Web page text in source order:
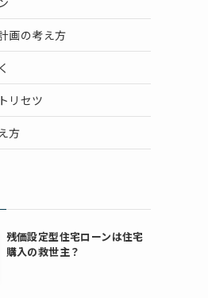
画の考え方
リセツ
方
残価設定型住宅ローンは住宅
購入の救世主？